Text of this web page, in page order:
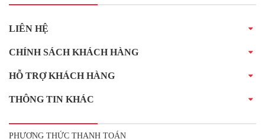
LIÊN HỆ
CHÍNH SÁCH KHÁCH HÀNG
HỖ TRỢ KHÁCH HÀNG
THÔNG TIN KHÁC
PHƯƠNG THỨC THANH TOÁN